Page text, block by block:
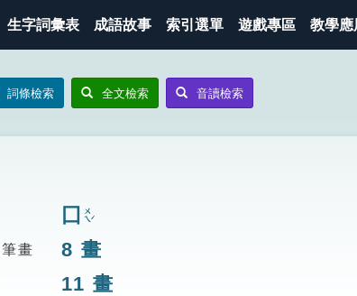
生字詞彙表 成語故事 索引選單 遊戲專區 教學應
詞條檢索 全文檢索 音讀檢索
囗 ㄨㄟˊ
畫 8 畫
11 畫